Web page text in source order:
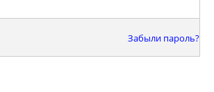
Забыли пароль?